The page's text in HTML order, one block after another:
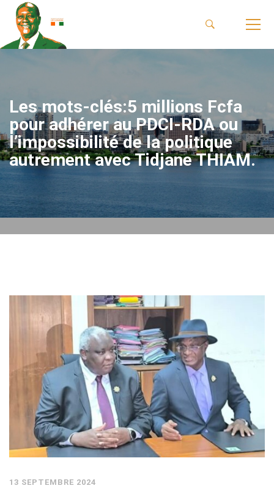
Les mots-clés:5 millions Fcfa
pour adhérer au PDCI-RDA ou
l’impossibilité de la politique
autrement avec Tidjane THIAM.
13 SEPTEMBRE 2024